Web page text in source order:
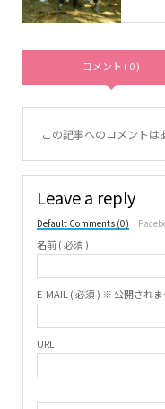
コメント ( 0 )
この記事へのコメントは
Leave a reply
Default Comments (0)
名前 ( 必須 )
E-MAIL ( 必須 ) ※ 公開され
URL